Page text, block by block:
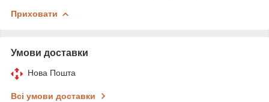
Приховати
Умови доставки
Нова Пошта
Всі умови доставки